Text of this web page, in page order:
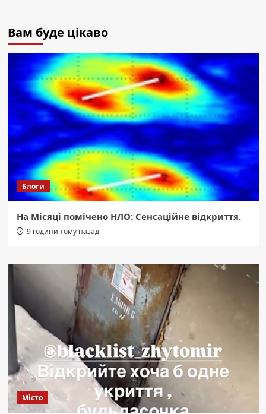
Вам буде цікаво
Блоги
На Місяці помічено НЛО: Сенсаційне відкриття.
9 години тому назад
Місто